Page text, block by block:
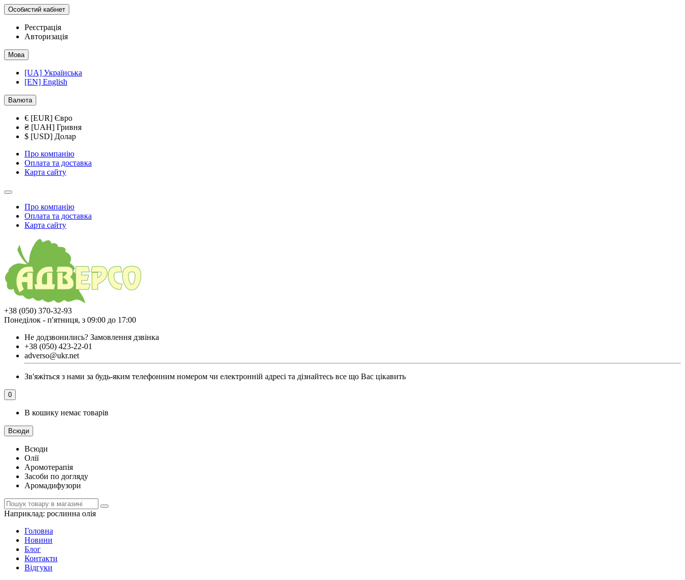
Особистий кабінет
Реєстрація
Авторизація
Мова
[UA] Українська
[EN] English
Валюта
€ [EUR] Євро
₴ [UAH] Гривня
$ [USD] Долар
Про компанію
Оплата та доставка
Карта сайту
Про компанію
Оплата та доставка
Карта сайту
+38 (050) 370-32-93
Понеділок - п'ятниця, з 09:00 до 17:00
Не додзвонились? Замовлення дзвінка
+38 (050) 423-22-01
adverso@ukr.net
Зв'яжіться з нами за будь-яким телефонним номером чи електронній адресі та дізнайтесь все що Вас цікавить
0
В кошику немає товарів
Всюди
Всюди
Олії
Аромотерапія
Засоби по догляду
Аромадифузори
Наприклад: рослинна олія
Головна
Новини
Блог
Контакти
Відгуки